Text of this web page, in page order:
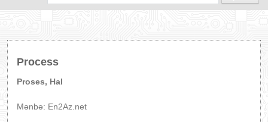
PROQRAMLAR
Process
Proses, Hal
Mənbə: En2Az.net